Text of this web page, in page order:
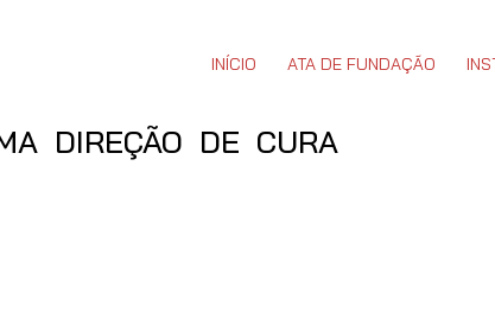
INÍCIO ATA DE FUNDAÇÃO
DIREÇÃO DE CURA